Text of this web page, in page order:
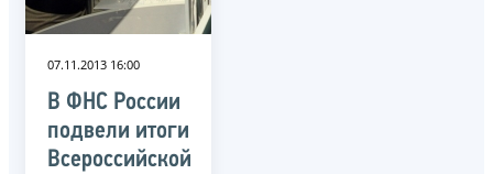
07.11.2013 16:00
В ФНС России
подвели итоги
Всероссийской